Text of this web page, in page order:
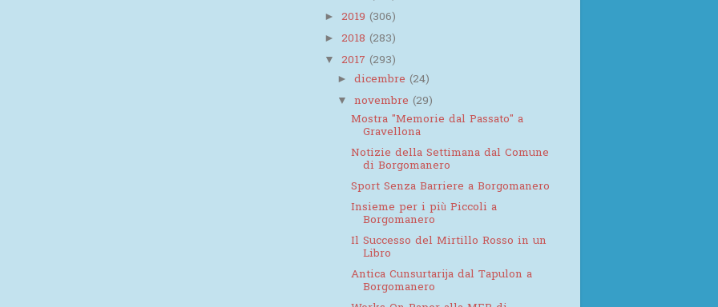
► 2019 (306)
► 2018 (283)
▼ 2017 (293)
►dicembre(24)
▼novembre(29)
Mostra "Memorie dal Passato" a
Gravellona
Notizie della Settimana dal Comune
di Borgomanero
Sport Senza Barriere a Borgomanero
Insieme per i più Piccoli a
Borgomanero
Il Successo del Mirtillo Rosso in un
Libro
Antica Cunsurtarija dal Tapulon a
Borgomanero